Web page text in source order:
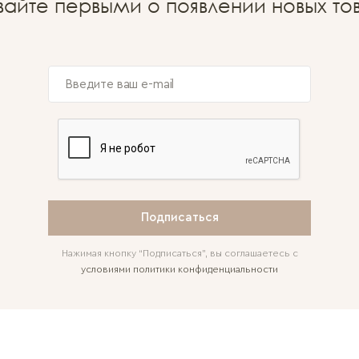
первыми о появлении новых
Подписаться
Нажимая кнопку “Подписаться”, вы соглашаетесь с
условиями политики конфиденциальности